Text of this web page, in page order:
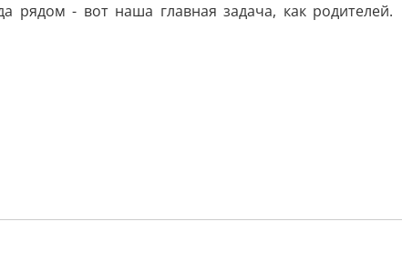
рядом - вот наша главная задача, как родителей.